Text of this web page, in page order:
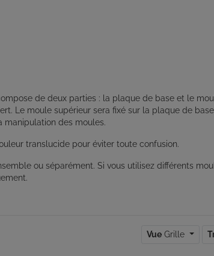
de deux parties : la plaque de base et le
Le moule supérieur sera fixé sur la plaque de
des moules.
translucide pour éviter toute confusion.
ou séparément. Si vous utilisez différents
Vue Grille